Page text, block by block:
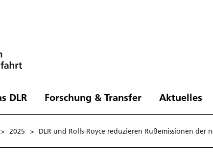
DLR Forschung & Transfer Aktuelles
> 2025 > DLR und Rolls-Royce reduzieren Rußemissionen der